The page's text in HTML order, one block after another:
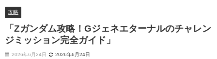
攻略
「Zガンダム攻略！Gジェネエターナルのチャレン
ジミッション完全ガイド」
2026年6月24日 2026年6月24日